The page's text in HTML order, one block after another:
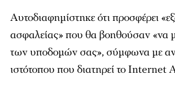
Αυτοδιαφημίστηκε ότι προσφέρει
ασφαλείας» που θα βοηθούσαν «να
των υποδομών σας», σύμφωνα με
ιστότοπου που διατηρεί το Internet